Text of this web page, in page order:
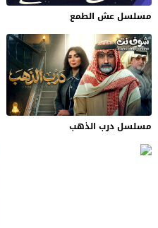
مسلسل عش الطمع
مسلسل درب الذهب